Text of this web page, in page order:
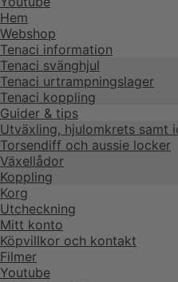
Hem
Webshop
Tenaci information
Tenaci svänghjul
Tenaci urtrampningslager
Tenaci koppling
Guider & tips
Utväxling, hjulomkrets samt
Torsendiff och aussie locker
Växellådor
Koppling
Korg
Utcheckning
Mitt konto
Köpvillkor och kontakt
Filmer
Youtube